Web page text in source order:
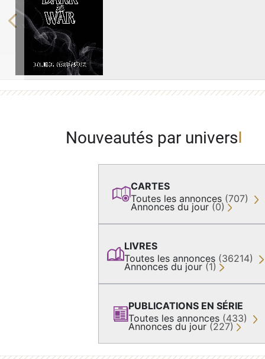
Previous
Nouveautés par univers
CARTES
Toutes les annonces (707)
Annonces du jour (0)
LIVRES
Toutes les annonces (36214)
Annonces du jour (1)
PUBLICATIONS EN SÉRIE
Toutes les annonces (433)
Annonces du jour (227)